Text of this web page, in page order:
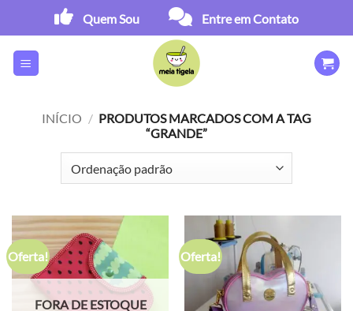
content
Quem Sou Entre em Contato
INÍCIO / PRODUTOS MARCADOS COM A TAG
“GRANDE”
Oferta!
FORA DE ESTOQUE
Oferta!